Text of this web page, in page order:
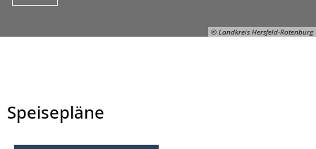
© Landkreis Hersfeld-Rotenburg
Speisepläne